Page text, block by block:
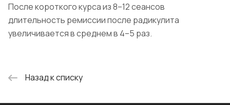
После короткого курса из 8–12 сеансов
длительность ремиссии после радикулита
увеличивается в среднем в 4–5 раз.
Назад к списку